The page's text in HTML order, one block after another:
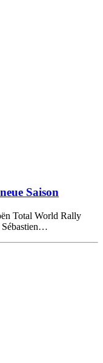
Saison
Total World Rally
Sébastien…